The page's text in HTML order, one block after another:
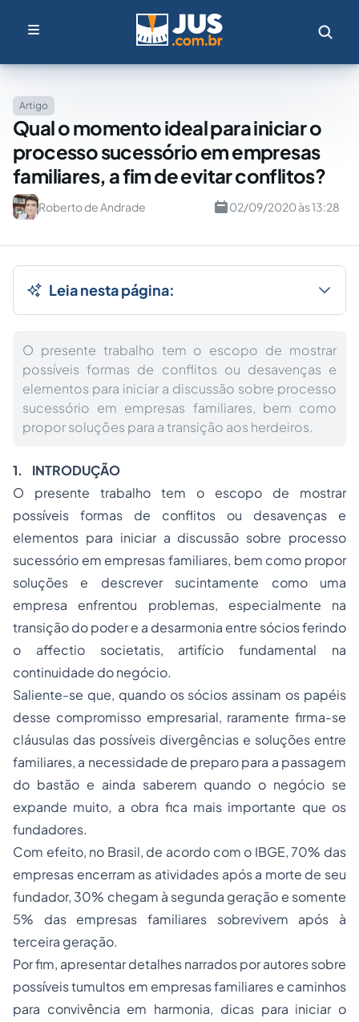
Artigo
Qual o momento ideal para iniciar o
processo sucessório em empresas
familiares, a fim de evitar conflitos?
Roberto de Andrade 02/09/2020 às 13:28
Leia nesta página:
O presente trabalho tem o escopo de mostrar
possíveis formas de conflitos ou desavenças e
elementos para iniciar a discussão sobre processo
sucessório em empresas familiares, bem como
propor soluções para a transição aos herdeiros.
1. INTRODUÇÃO
O presente trabalho tem o escopo de mostrar
possíveis formas de conflitos ou desavenças e
elementos para iniciar a discussão sobre processo
sucessório em empresas familiares, bem como propor
soluções e descrever sucintamente como uma
empresa enfrentou problemas, especialmente na
transição do poder e a desarmonia entre sócios ferindo
o affectio societatis, artifício fundamental na
continuidade do negócio.
Saliente-se que, quando os sócios assinam os papéis
desse compromisso empresarial, raramente firma-se
cláusulas das possíveis divergências e soluções entre
familiares, a necessidade de preparo para a passagem
do bastão e ainda saberem quando o negócio se
expande muito, a obra fica mais importante que os
fundadores.
Com efeito, no Brasil, de acordo com o IBGE, 70% das
empresas encerram as atividades após a morte de seu
fundador, 30% chegam à segunda geração e somente
5% das empresas familiares sobrevivem após à
terceira geração.
Por fim, apresentar detalhes narrados por autores sobre
possíveis tumultos em empresas familiares e caminhos
para convivência em harmonia, dicas para iniciar o